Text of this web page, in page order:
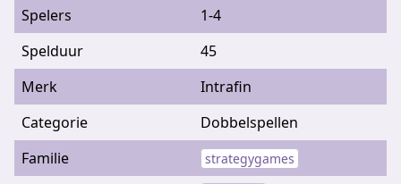
Spelers
1-4
Spelduur
45
Merk
Intrafin
Categorie
Dobbelspellen
Familie
strategygames